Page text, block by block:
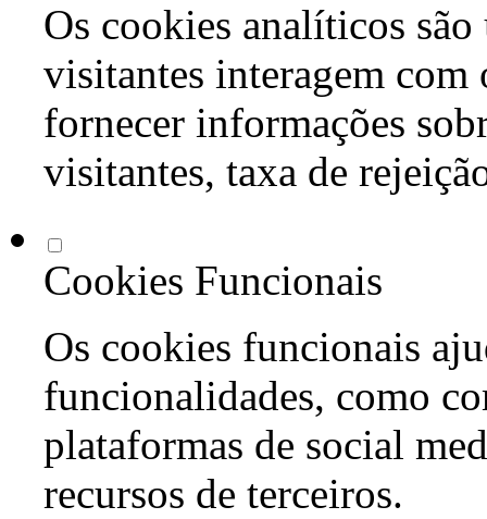
Os cookies analíticos são
visitantes interagem com
fornecer informações
visitantes, taxa de
Cookies Funcionais
Os cookies funcionais
funcionalidades, como
plataformas de social
recursos de terceiros.